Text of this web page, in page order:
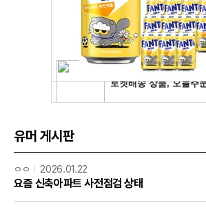
유머 게시판
ㅇㅇ 2026.01.22
요즘 신축아파트 사전점검 상태